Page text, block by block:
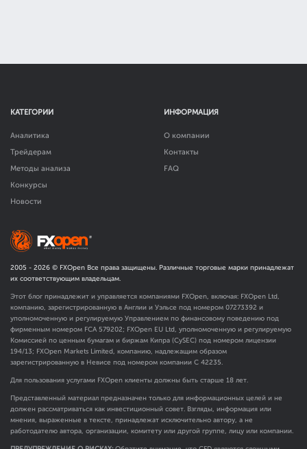
КАТЕГОРИИ
Аналитика
Трейдерам
Методы анализа
Конкурсы
Новости
ИНФОРМАЦИЯ
О компании
Контакты
FAQ
2005 - 2026 © FXOpen Все права защищены. Различные торговые марки принадлежат
их соответствующим владельцам.
Этот блог принадлежит и управляется компаниями FXOpen, включая: FXOpen Ltd,
компанию, зарегистрированную в Англии и Уэльсе под номером 07273392 и
уполномоченную и регулируемую Управлением по финансовому поведению под
фирменным номером FCA 579202; FXOpen EU Ltd, уполномоченную и регулируемую
Комиссией по ценным бумагам и биржам Кипра (CySEC) под номером лицензии
194/13; FXOpen Markets Limited, компанию, надлежащим образом
зарегистрированную в Невисе под номером компании C 42235.
Для пользования услугами FXOpen клиенты должны быть старше 18 лет.
Представленный материал предназначен только для информационных целей и не
должен рассматриваться как инвестиционный совет. Взгляды, информация или
мнения, выраженные в тексте, принадлежат исключительно автору, а не
работодателю автора, организации, комитету или другой группе, лицу или компании.